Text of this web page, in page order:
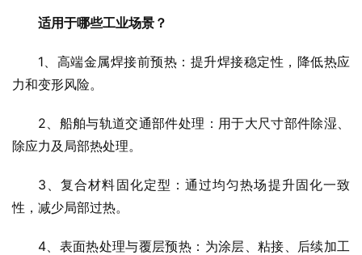
适用于哪些工业场景？
1、高端金属焊接前预热：提升焊接稳定性，降低热应
力和变形风险。
2、船舶与轨道交通部件处理：用于大尺寸部件除湿、
除应力及局部热处理。
3、复合材料固化定型：通过均匀热场提升固化一致
性，减少局部过热。
4、表面热处理与覆层预热：为涂层、粘接、后续加工